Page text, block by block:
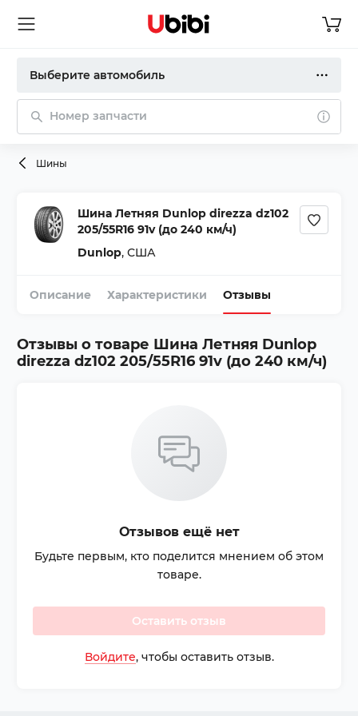
Выберите автомобиль
Номер запчасти
Шины
Шина Летняя Dunlop direzza dz102
205/55R16 91v (до 240 км/ч)
Dunlop, США
Описание Характеристики Отзывы
Отзывы о товаре Шина Летняя Dunlop
direzza dz102 205/55R16 91v (до 240 км/ч)
Отзывов ещё нет
Будьте первым, кто поделится мнением об этом
товаре.
Оставить отзыв
Войдите, чтобы оставить отзыв.